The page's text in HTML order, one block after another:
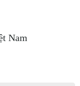
Nam